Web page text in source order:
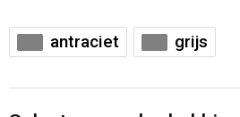
antraciet grijs